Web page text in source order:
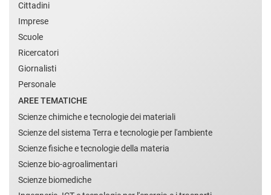
Cittadini
Imprese
Scuole
Ricercatori
Giornalisti
Personale
AREE TEMATICHE
Scienze chimiche e tecnologie dei materiali
Scienze del sistema Terra e tecnologie per l'ambiente
Scienze fisiche e tecnologie della materia
Scienze bio-agroalimentari
Scienze biomediche